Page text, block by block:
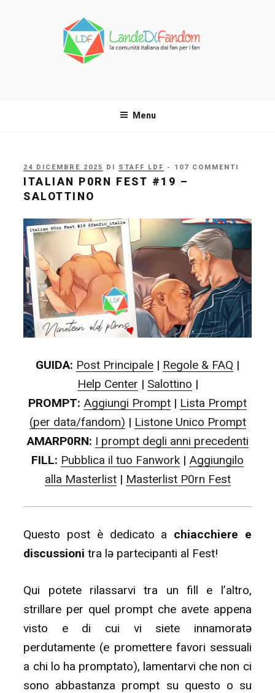
Menu
PUBBLICATO
IL
24 DICEMBRE 2025 DI STAFF LDF - 107 COMMENTI
ITALIAN P0RN FEST #19 –
SALOTTINO
GUIDA: Post Principale | Regole & FAQ |
Help Center | Salottino |
PROMPT: Aggiungi Prompt | Lista Prompt
(per data/fandom) | Listone Unico Prompt
AMARP0RN: I prompt degli anni precedenti
FILL: Pubblica il tuo Fanwork | Aggiungilo
alla Masterlist| Masterlist P0rn Fest
Questo post è dedicato a chiacchiere e
discussioni tra lə partecipanti al Fest!
Qui potete rilassarvi tra un fill e l’altro,
strillare per quel prompt che avete appena
visto e di cui vi siete innamoratə
perdutamente (e promettere favori sessuali
a chi lo ha promptato), lamentarvi che non ci
sono abbastanza prompt su questo o su